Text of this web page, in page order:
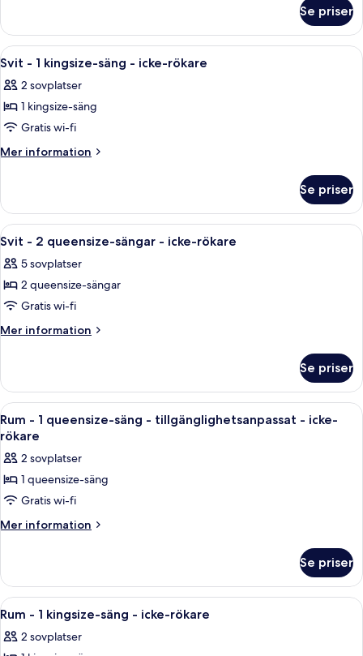
sängar
icke-
rökare
-
queensize-
-
icke-
Se priser
Öppna
alla
foton
för
Svit
-
säng
icke-
rökare
Ett hotellrum med en säng, ett
6
Svit - 1 kingsize-säng - icke-rökare
2 sovplatser
1 kingsize-säng
Gratis wi-fi
Mer information
Mer
-
kingsize-
-
icke-
Se priser
Öppna
alla
foton
för
Svit
-
sängar
icke-
rökare
Ett hotellrum med två sängar, en TV
9
Svit - 2 queensize-sängar - icke-rökare
5 sovplatser
2 queensize-sängar
Gratis wi-fi
Mer information
Mer
-
queensize-
sängar
icke-
rökare
Se priser
Öppna
alla
foton
för
Rum
-
1
-
tillgänglighetsanpassat
-
icke-
Ett hotellrum med en stor säng, ett
4
Rum - 1 queensize-säng - tillgänglighetsanpassat - icke-
rökare
2 sovplatser
1 queensize-säng
Gratis wi-fi
Mer information
Mer
-
queensize-
-
Se priser
Öppna
alla
foton
Ett hotellrum med en stor säng, ett
5
Rum - 1 kingsize-säng - icke-rökare
2 sovplatser